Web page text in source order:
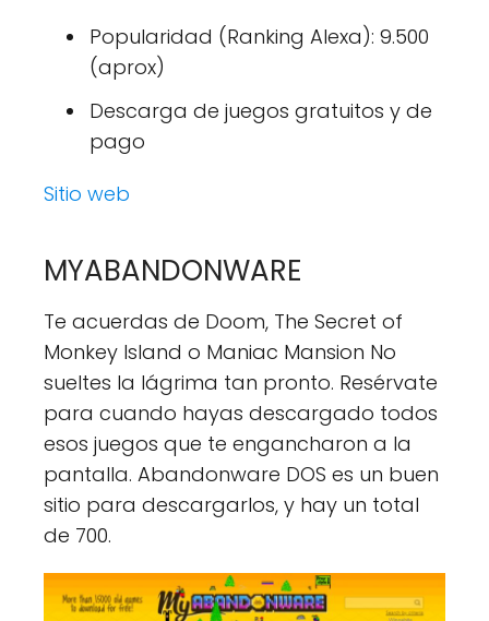
Popularidad (Ranking Alexa): 9.500
(aprox)
Descarga de juegos gratuitos y de
pago
Sitio web
MYABANDONWARE
Te acuerdas de Doom, The Secret of
Monkey Island o Maniac Mansion No
sueltes la lágrima tan pronto. Resérvate
para cuando hayas descargado todos
esos juegos que te engancharon a la
pantalla. Abandonware DOS es un buen
sitio para descargarlos, y hay un total
de 700.